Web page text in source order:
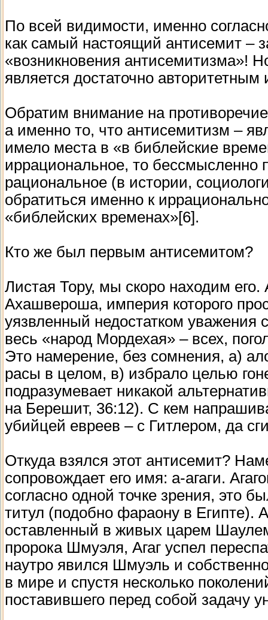
По всей видимости, именно
как самый настоящий антисемит –
«возникновения антисемитизма»!
является достаточно авторитетным
Обратим внимание на
а именно то, что антисемитизм –
имело места в «в библейские
иррациональное, то бессмысленно
рациональное (в истории,
обратиться именно к
«библейских временах»[6].
Кто же был первым антисемитом?
Листая Тору, мы скоро находим
Ахашвероша, империя которого
уязвленный недостатком
весь «народ Мордехая» – всех,
Это намерение, без сомнения, а)
расы в целом, в) избрало целью
подразумевает никакой
на Берешит, 36:12). С кем
убийцей евреев – с Гитлером, да
Откуда взялся этот антисемит?
сопровождает его имя: а-агаги.
согласно одной точке зрения, это
титул (подобно фараону в
оставленный в живых царем
пророка Шмуэля, Агаг успел
наутро явился Шмуэль и
в мире и спустя несколько
поставившего перед собой задачу